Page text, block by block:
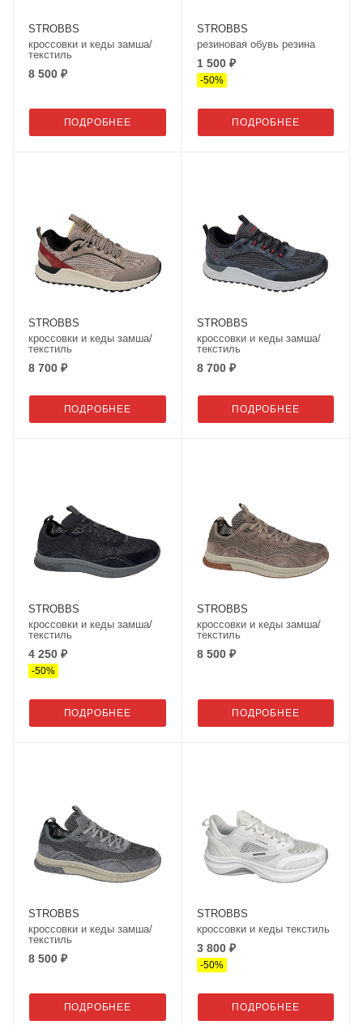
STROBBS
кроссовки и кеды замша/
текстиль
8 500 ₽
ПОДРОБНЕЕ
STROBBS
резиновая обувь резина
1 500 ₽
-50%
ПОДРОБНЕЕ
STROBBS
кроссовки и кеды замша/
текстиль
8 700 ₽
ПОДРОБНЕЕ
STROBBS
кроссовки и кеды замша/
текстиль
8 700 ₽
ПОДРОБНЕЕ
STROBBS
кроссовки и кеды замша/
текстиль
4 250 ₽
-50%
ПОДРОБНЕЕ
STROBBS
кроссовки и кеды замша/
текстиль
8 500 ₽
ПОДРОБНЕЕ
STROBBS
кроссовки и кеды замша/
текстиль
8 500 ₽
ПОДРОБНЕЕ
STROBBS
кроссовки и кеды текстиль
3 800 ₽
-50%
ПОДРОБНЕЕ